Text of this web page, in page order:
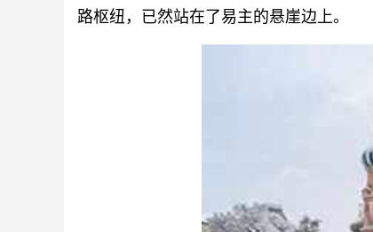
路枢纽，已然站在了易主的悬崖边上。